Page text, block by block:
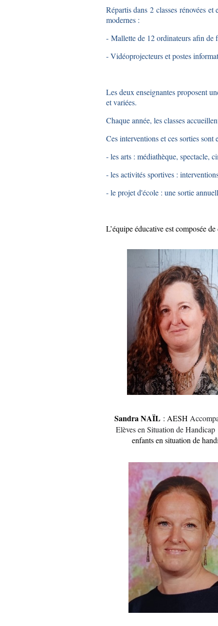
Répartis dans 2 classes rénovées
modernes :
- Mallette de 12 ordinateurs afin de
- Vidéoprojecteurs et postes
Les deux enseignantes proposent
et variées.
Chaque année, les classes
Cesinterventions et ces sorties sont
- les arts : médiathèque, spectacle,
- les activités sportives :
- le projet d'école : une sortie
L’équipe éducative est composée
Sandra NAÏL : AESH
Elèves en Situation de Handicap
enfants en situation de